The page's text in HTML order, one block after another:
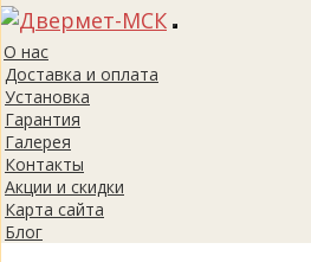
Toggle
О нас
Доставка и оплата
Установка
Гарантия
Галерея
Контакты
Акции и скидки
Карта сайта
Блог